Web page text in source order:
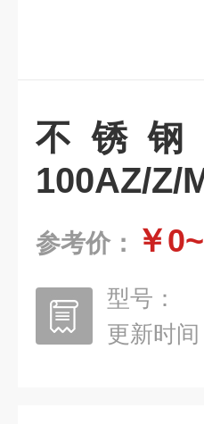
不锈
100AZ/Z/
参考价： ￥
型号：
更新时间